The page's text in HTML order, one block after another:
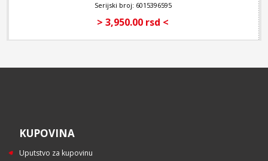
Serijski broj: 6015396595
> 3,950.00 rsd <
KUPOVINA
Uputstvo za kupovinu